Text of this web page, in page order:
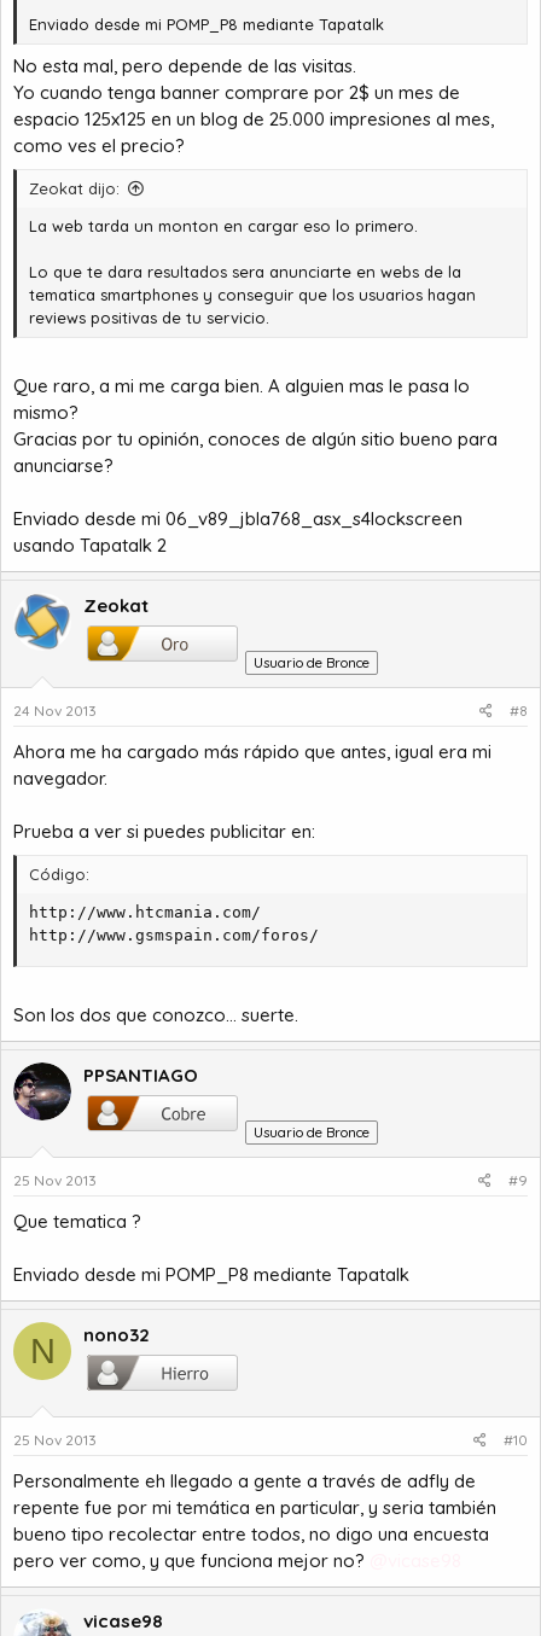
Enviado desde mi POMP_P8 mediante Tapatalk
No esta mal, pero depende de las visitas.
Yo cuando tenga banner comprare por 2$ un mes de
espacio 125x125 en un blog de 25.000 impresiones al mes,
como ves el precio?
Zeokat dijo:
La web tarda un monton en cargar eso lo primero.
Lo que te dara resultados sera anunciarte en webs de la
tematica smartphones y conseguir que los usuarios hagan
reviews positivas de tu servicio.
Que raro, a mi me carga bien. A alguien mas le pasa lo
mismo?
Gracias por tu opinión, conoces de algún sitio bueno para
anunciarse?
Enviado desde mi 06_v89_jbla768_asx_s4lockscreen
usando Tapatalk 2
Zeokat
Usuario de Bronce
24 Nov 2013 #8
Ahora me ha cargado más rápido que antes, igual era mi
navegador.
Prueba a ver si puedes publicitar en:
Código:
http://www.htcmania.com/
http://www.gsmspain.com/foros/
Son los dos que conozco... suerte.
PPSANTIAGO
Usuario de Bronce
25 Nov 2013 #9
Que tematica ?
Enviado desde mi POMP_P8 mediante Tapatalk
N nono32
25 Nov 2013 #10
Personalmente eh llegado a gente a través de adfly de
repente fue por mi temática en particular, y seria también
bueno tipo recolectar entre todos, no digo una encuesta
pero ver como, y que funciona mejor no?
vicase98